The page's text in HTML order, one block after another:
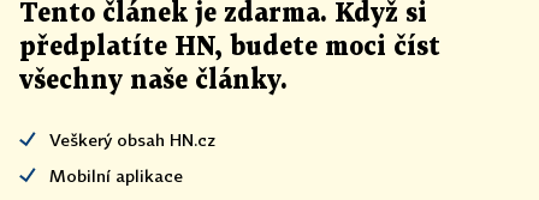
Tento článek je zdarma. Když si
předplatíte HN, budete moci číst
všechny naše články.
Veškerý obsah HN.cz
Mobilní aplikace